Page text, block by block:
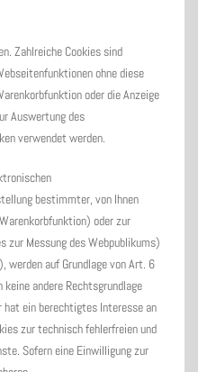
Zahlreiche Cookies sind
ohne diese
oder die Anzeige
Auswertung des
verwendet werden.
bestimmter, von Ihnen
oder zur
zur Messung des Webpublikums)
werden auf Grundlage von Art. 6
andere Rechtsgrundlage
hat ein berechtigtes Interesse an
zur technisch fehlerfreien und
Sofern eine Einwilligung zur